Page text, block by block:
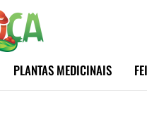
PLANTAS MEDICINAIS